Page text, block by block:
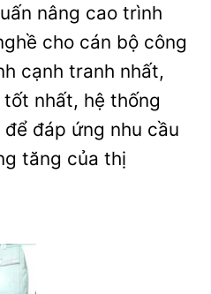
nâng cao trình
cho cán bộ công
cạnh tranh nhất,
nhất, hệ thống
đáp ứng nhu cầu
tăng của thị